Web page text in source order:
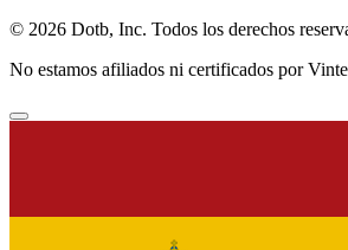
© 2026 Dotb, Inc. Todos los derechos
No estamos afiliados ni certificados por